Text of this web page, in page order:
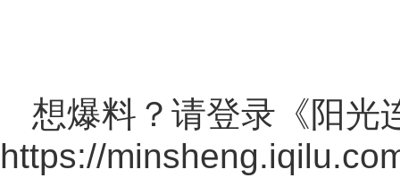
想爆料？请登录《阳光
https://